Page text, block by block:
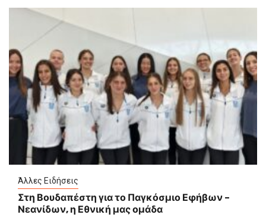
Άλλες Ειδήσεις
Στη Βουδαπέστη για το Παγκόσμιο Εφήβων –
Νεανίδων, η Εθνική μας ομάδα